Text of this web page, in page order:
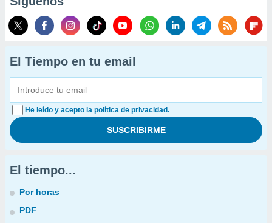
El Tiempo en tu email
He leído y acepto la política de privacidad.
El tiempo...
Por horas
PDF